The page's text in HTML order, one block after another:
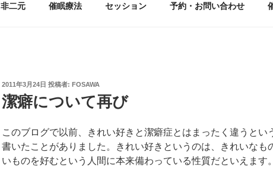
非二元 催眠療法 セッション 予約・お問い合わせ
投
稿
日:
2011年3月24日 投稿者: FOSAWA
潔癖について再び
このブログで以前、きれい好きと潔癖症とはまったく違うとい
書いたことがありました。きれい好きというのは、きれいなも
いものを好むという人間に本来備わっている性質だといえます。